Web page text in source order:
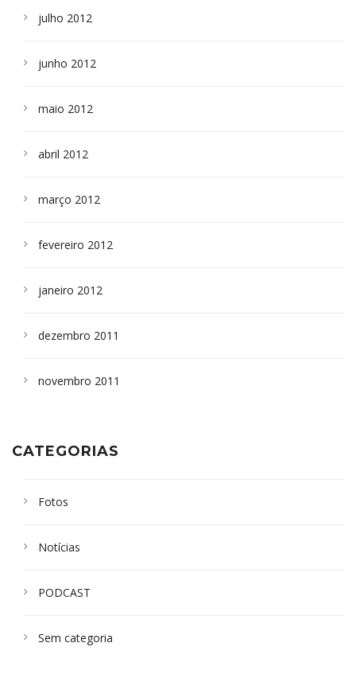
julho 2012
junho 2012
maio 2012
abril 2012
março 2012
fevereiro 2012
janeiro 2012
dezembro 2011
novembro 2011
CATEGORIAS
Fotos
Notícias
PODCAST
Sem categoria